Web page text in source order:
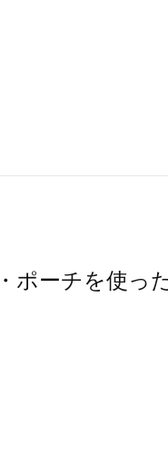
ポーチを使っ